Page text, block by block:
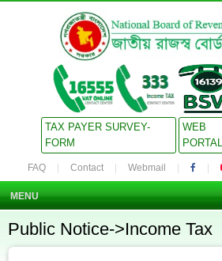
TAX PAYER SURVEY-
FORM
WEB
PORTAL
FAQ Contact Webmail
MENU
Public Notice->Income Tax